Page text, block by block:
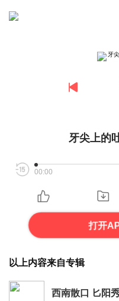
牙尖上的
00:00
打开
以上内容来自专辑
西南散口 匕阳